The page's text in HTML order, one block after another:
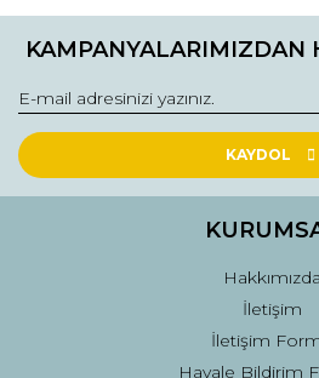
konularda yetersiz gördüğünüz
Görüş ve önerileriniz için teşekkür
Ürün resmi kalitesiz, bozuk veya
Ürün açıklamasında eksik bilgiler
Ürün fiyatı diğer sitelerden daha
KAMPANYALARIMIZDAN
KAYDOL
Hakkımızda
İletişim
İletişim
Havale Bildirim